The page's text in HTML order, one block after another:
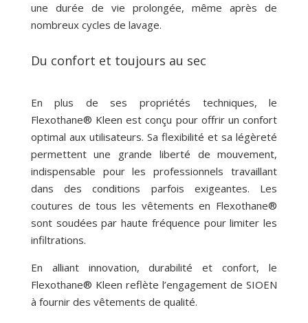
une durée de vie prolongée, même après de
nombreux cycles de lavage.
Du confort et toujours au sec
En plus de ses propriétés techniques, le
Flexothane® Kleen est conçu pour offrir un confort
optimal aux utilisateurs. Sa flexibilité et sa légèreté
permettent une grande liberté de mouvement,
indispensable pour les professionnels travaillant
dans des conditions parfois exigeantes. Les
coutures de tous les vêtements en Flexothane®
sont soudées par haute fréquence pour limiter les
infiltrations.
En alliant innovation, durabilité et confort, le
Flexothane® Kleen reflète l’engagement de SIOEN
à fournir des vêtements de qualité.